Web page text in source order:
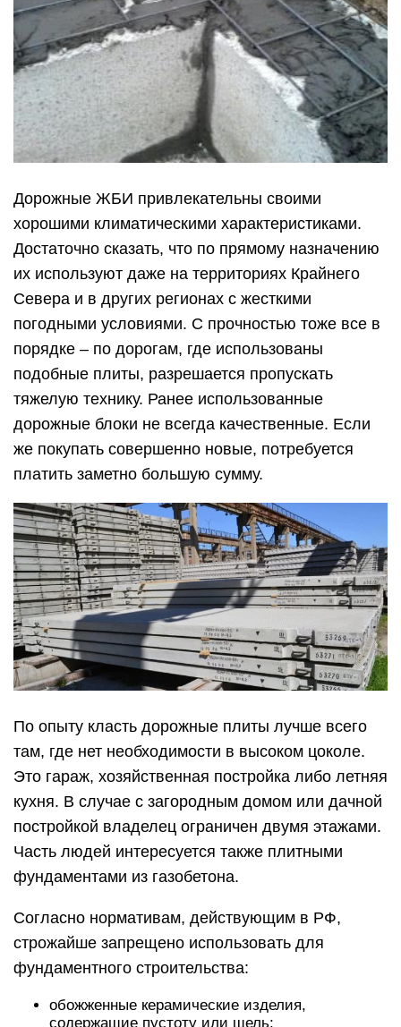
Дорожные ЖБИ привлекательны своими
хорошими климатическими характеристиками.
Достаточно сказать, что по прямому назначению
их используют даже на территориях Крайнего
Севера и в других регионах с жесткими
погодными условиями. С прочностью тоже все в
порядке – по дорогам, где использованы
подобные плиты, разрешается пропускать
тяжелую технику. Ранее использованные
дорожные блоки не всегда качественные. Если
же покупать совершенно новые, потребуется
платить заметно большую сумму.
По опыту класть дорожные плиты лучше всего
там, где нет необходимости в высоком цоколе.
Это гараж, хозяйственная постройка либо летняя
кухня. В случае с загородным домом или дачной
постройкой владелец ограничен двумя этажами.
Часть людей интересуется также плитными
фундаментами из газобетона.
Согласно нормативам, действующим в РФ,
строжайше запрещено использовать для
фундаментного строительства:
обожженные керамические изделия,
содержащие пустоту или щель;